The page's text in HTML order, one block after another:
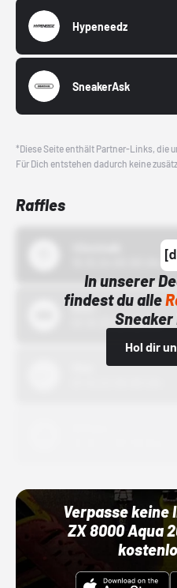
Hypeneedz
SneakerAsk
*Diese Seite enthält Partner-Links, die
Für Dich entstehen dadurch keine
Raffles
In unserer
findest du alle
Sneaker
Hol dir
Bstn
01.10.22 00:00 Uhr
Verpasse keine
ZX 8000 Aqua